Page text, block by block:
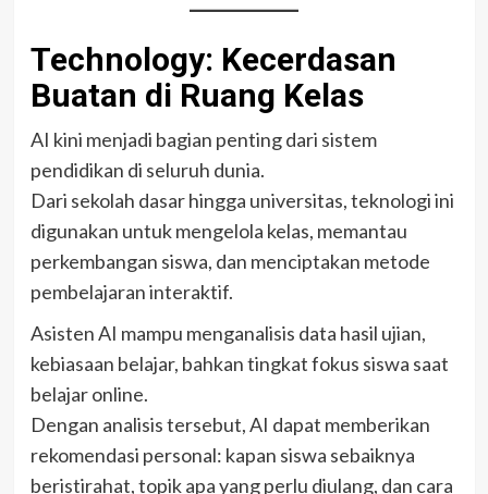
Technology: Kecerdasan
Buatan di Ruang Kelas
AI kini menjadi bagian penting dari sistem
pendidikan di seluruh dunia.
Dari sekolah dasar hingga universitas, teknologi ini
digunakan untuk mengelola kelas, memantau
perkembangan siswa, dan menciptakan metode
pembelajaran interaktif.
Asisten AI mampu menganalisis data hasil ujian,
kebiasaan belajar, bahkan tingkat fokus siswa saat
belajar online.
Dengan analisis tersebut, AI dapat memberikan
rekomendasi personal: kapan siswa sebaiknya
beristirahat, topik apa yang perlu diulang, dan cara